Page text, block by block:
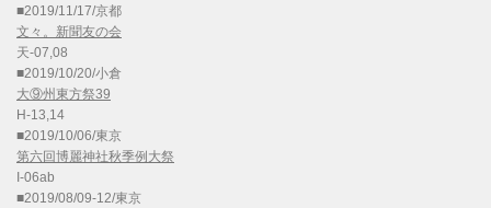
■2019/11/17/京都
文々。新聞友の会
天-07,08
■2019/10/20/小倉
大⑨州東方祭39
H-13,14
■2019/10/06/東京
第六回博麗神社秋季例大祭
I-06ab
■2019/08/09-12/東京